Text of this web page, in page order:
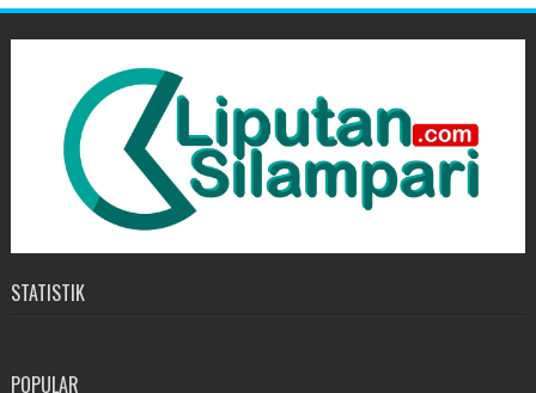
STATISTIK
POPULAR